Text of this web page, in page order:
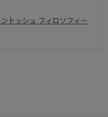
トッシュ フィロソフィー